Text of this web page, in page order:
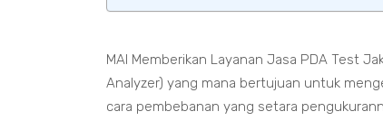
MAI Memberikan Layanan Jasa PDA Test
Analyzer) yang mana bertujuan untuk
cara pembebanan yang setara